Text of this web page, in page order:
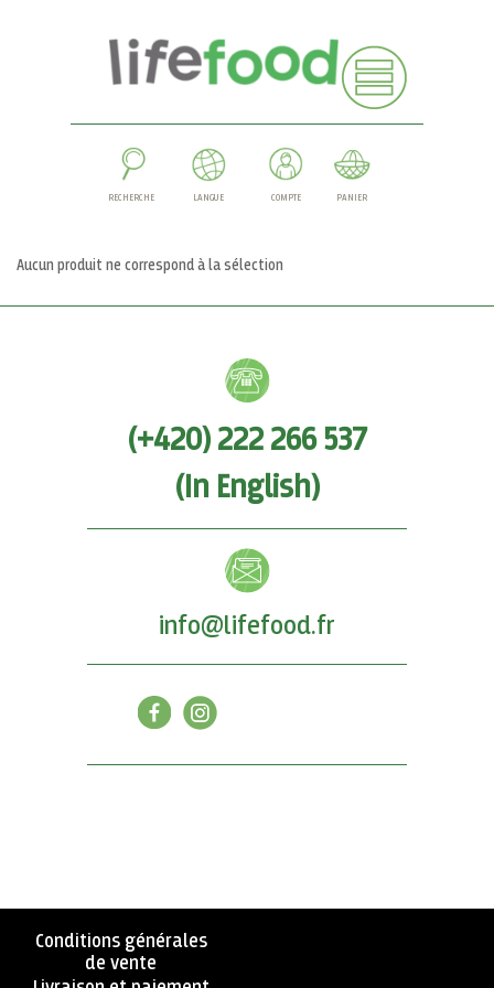
RECHERCHE LANGUE COMPTE PANIER
Aucun produit ne correspond à la sélection
(+420) 222 266 537
(In English)
info@lifefood.fr
Conditions générales
de vente